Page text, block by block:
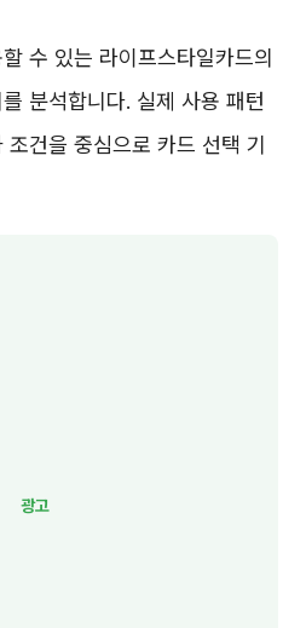
수 있는 라이프스타일카드의
분석합니다. 실제 사용 패턴
건을 중심으로 카드 선택 기